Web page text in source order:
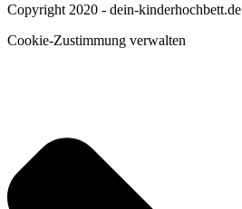
Copyright 2020 - dein-kinderhochbett.de
Cookie-Zustimmung verwalten